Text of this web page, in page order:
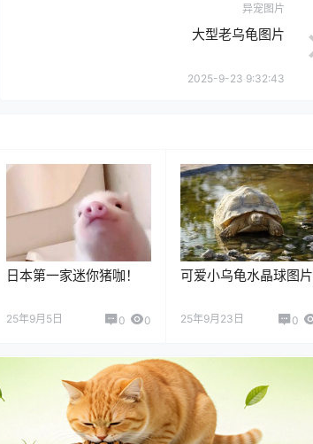
异宠图片
大型老乌龟图片
2025-9-23 9:32:43
日本第一家迷你猪咖！
25年9月5日 0 0
可爱小乌龟水晶球图片
25年9月23日 0